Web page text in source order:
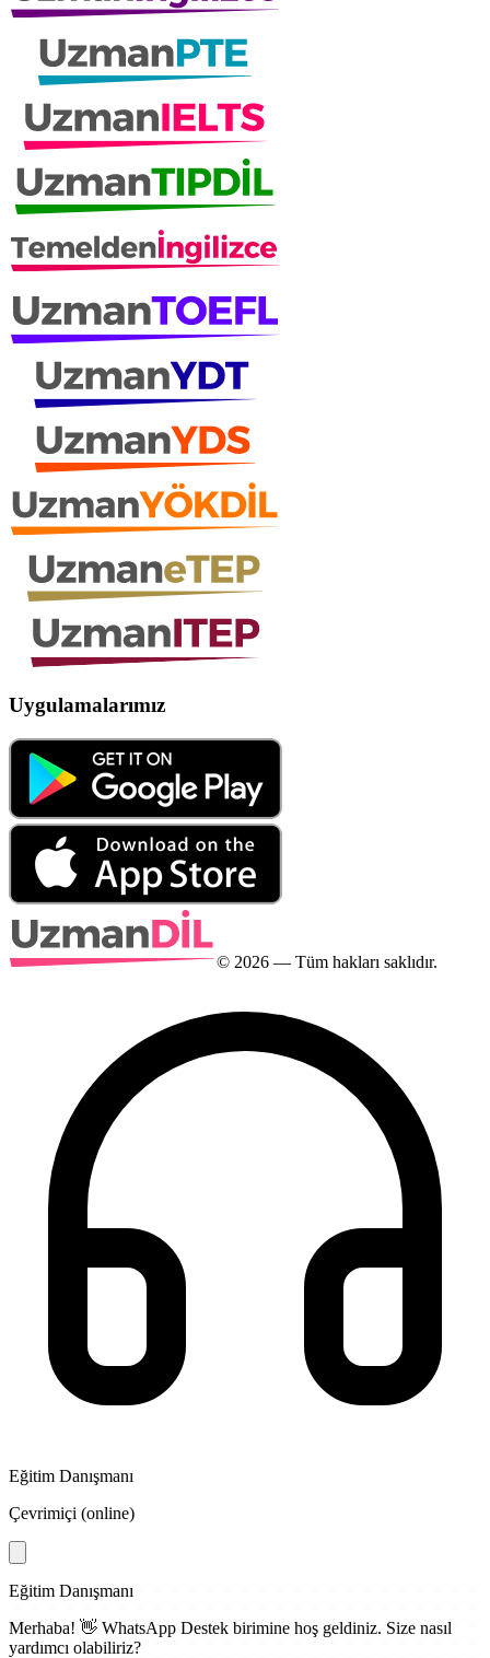
Uygulamalarımız
© 2026 — Tüm hakları saklıdır.
Eğitim Danışmanı
Çevrimiçi (online)
Eğitim Danışmanı
Merhaba! 👋 WhatsApp Destek birimine hoş geldiniz. Size nasıl
yardımcı olabiliriz?